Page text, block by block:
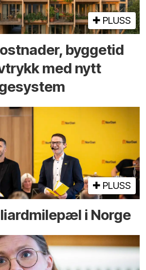
PLUSS
byggetid
med nytt
PLUSS
i Norge